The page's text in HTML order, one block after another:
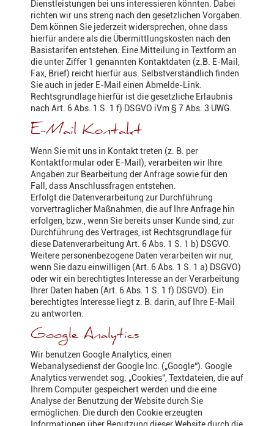
Dienstleistungen bei uns interessieren könnten. Dabei
richten wir uns streng nach den gesetzlichen Vorgaben.
Dem können Sie jederzeit widersprechen, ohne dass
hierfür andere als die Übermittlungskosten nach den
Basistarifen entstehen. Eine Mitteilung in Textform an
die unter Ziffer 1 genannten Kontaktdaten (z.B. E-Mail,
Fax, Brief) reicht hierfür aus. Selbstverständlich finden
Sie auch in jeder E-Mail einen Abmelde-Link.
Rechtsgrundlage hierfür ist die gesetzliche Erlaubnis
nach Art. 6 Abs. 1 S. 1 f) DSGVO iVm § 7 Abs. 3 UWG.
E-Mail Kontakt
Wenn Sie mit uns in Kontakt treten (z. B. per
Kontaktformular oder E-Mail), verarbeiten wir Ihre
Angaben zur Bearbeitung der Anfrage sowie für den
Fall, dass Anschlussfragen entstehen.
Erfolgt die Datenverarbeitung zur Durchführung
vorvertraglicher Maßnahmen, die auf Ihre Anfrage hin
erfolgen, bzw., wenn Sie bereits unser Kunde sind, zur
Durchführung des Vertrages, ist Rechtsgrundlage für
diese Datenverarbeitung Art. 6 Abs. 1 S. 1 b) DSGVO.
Weitere personenbezogene Daten verarbeiten wir nur,
wenn Sie dazu einwilligen (Art. 6 Abs. 1 S. 1 a) DSGVO)
oder wir ein berechtigtes Interesse an der Verarbeitung
Ihrer Daten haben (Art. 6 Abs. 1 S. 1 f) DSGVO). Ein
berechtigtes Interesse liegt z. B. darin, auf Ihre E-Mail
zu antworten.
Google Analytics
Wir benutzen Google Analytics, einen
Webanalysedienst der Google Inc. („Google“). Google
Analytics verwendet sog. „Cookies“, Textdateien, die auf
Ihrem Computer gespeichert werden und die eine
Analyse der Benutzung der Website durch Sie
ermöglichen. Die durch den Cookie erzeugten